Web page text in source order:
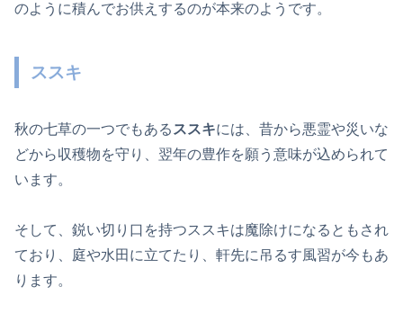
のように積んでお供えするのが本来のようです。
ススキ
秋の七草の一つでもある ススキには、昔から悪霊や災いな
どから収穫物を守り、翌年の豊作を願う意味が込められて
います。
そして、鋭い切り口を持つススキは魔除けになるともされ
ており、庭や水田に立てたり、軒先に吊るす風習が今もあ
ります。